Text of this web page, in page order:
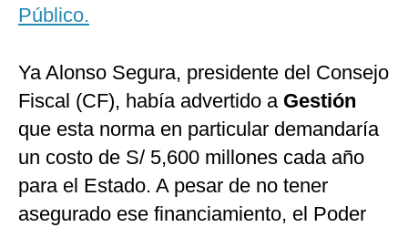
Público.
Ya Alonso Segura, presidente del Consejo
Fiscal (CF), había advertido aGestión
que esta norma en particular demandaría
un costo de S/ 5,600 millones cada año
para el Estado. A pesar de no tener
asegurado ese financiamiento, el Poder